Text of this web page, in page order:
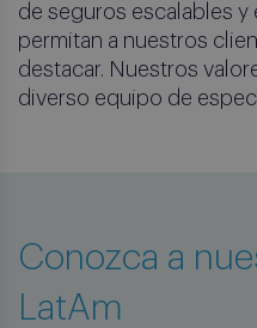
de seguros escalables y
permitan a nuestros
destacar. Nuestros
diverso equipo de
Conozca a
LatAm